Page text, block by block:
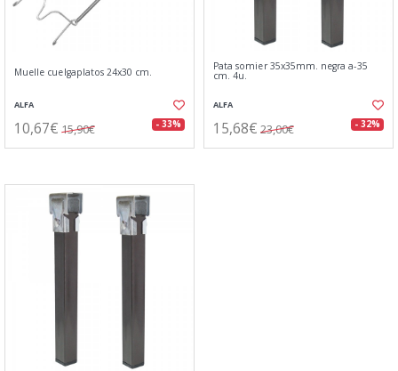
Muelle cuelgaplatos 24x30 cm.
ALFA
10,67€ 15,90€ - 33%
Pata somier 35x35mm. negra a-35
cm. 4u.
ALFA
15,68€ 23,00€ - 32%